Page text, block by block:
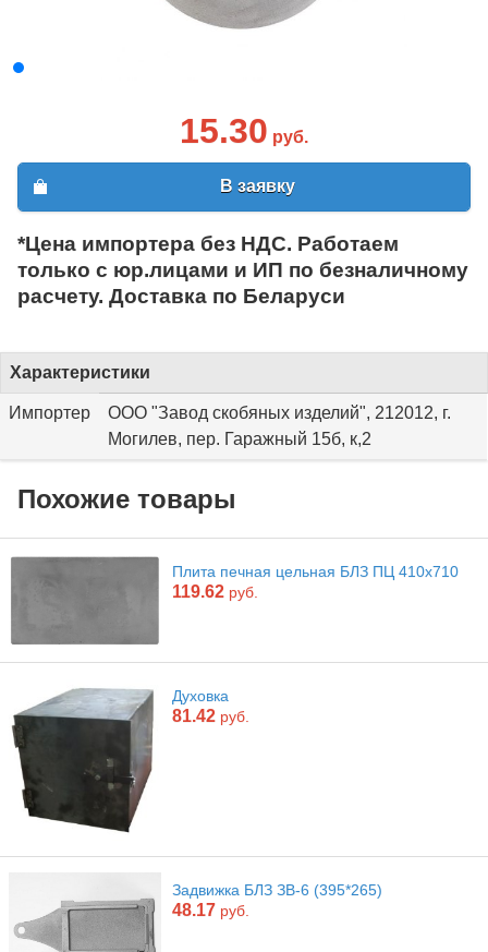
15.30 руб.
В заявку
*Цена импортера без НДС. Работаем
только с юр.лицами и ИП по безналичному
расчету. Доставка по Беларуси
Характеристики
Импортер
ООО "Завод скобяных изделий", 212012, г.
Могилев, пер. Гаражный 15б, к,2
Похожие товары
Плита печная цельная БЛЗ ПЦ 410х710
119.62 руб.
Духовка
81.42 руб.
Задвижка БЛЗ ЗВ-6 (395*265)
48.17 руб.